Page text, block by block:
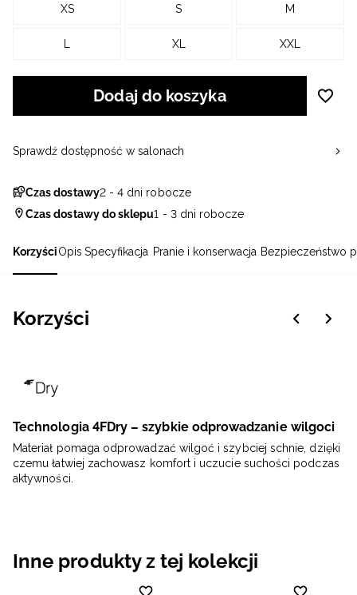
KorzyściOpis Specyfikacja Pranie i konserwacja Bezpieczeństwo
Korzyści
Technologia 4FDry – szybkie odprowadzanie wilgoci
Materiał pomaga odprowadzać wilgoć i szybciej schnie, dzięki
czemu łatwiej zachowasz komfort i uczucie suchości podczas
aktywności.
XS S M
L XL XXL
Dodaj do koszyka
Czas dostawy2 - 4 dni robocze
Czas dostawy do sklepu1 - 3 dni robocze
Sprawdź dostępność w salonach
Inne produkty z tej kolekcji